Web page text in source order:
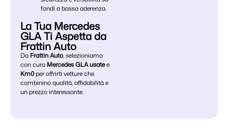
fondi a bassa aderenza.
La Tua Mercedes
GLA Ti Aspetta da
Frattin Auto
Da Frattin Auto, selezioniamo
con cura Mercedes GLA usatee
Km0per offrirti vetture che
combinino qualità, affidabilità e
un prezzo interessante.